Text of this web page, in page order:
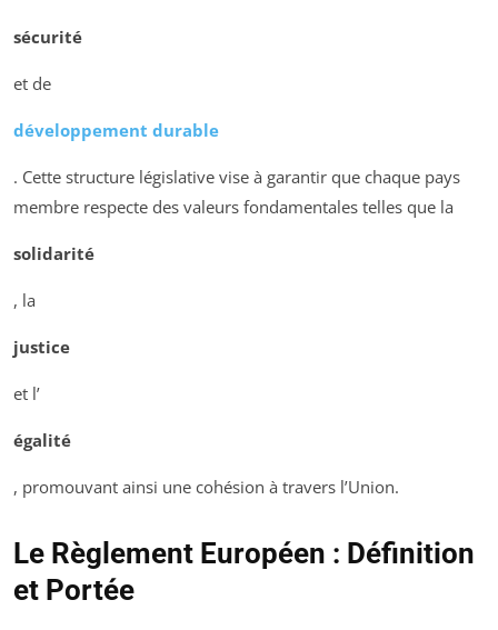
sécurité
et de
développement durable
. Cette structure législative vise à garantir que chaque pays
membre respecte des valeurs fondamentales telles que la
solidarité
, la
justice
et l’
égalité
, promouvant ainsi une cohésion à travers l’Union.
Le Règlement Européen : Définition
et Portée